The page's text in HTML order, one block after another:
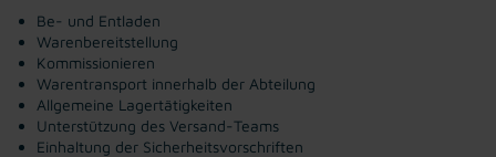
Be- und Entladen
Warenbereitstellung
Kommissionieren
Warentransport innerhalb der Abteilung
Allgemeine Lagertätigkeiten
Unterstützung des Versand-Teams
Einhaltung der Sicherheitsvorschriften